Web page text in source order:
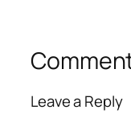
Leave a Reply